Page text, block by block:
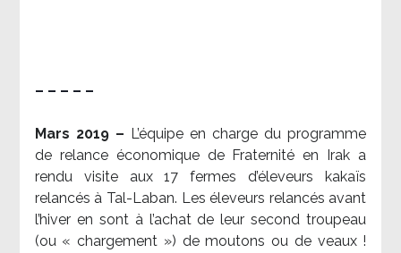
– – – – –
Mars 2019 – L’équipe en charge du programme
de relance économique de Fraternité en Irak a
rendu visite aux 17 fermes d’éleveurs kakaïs
relancés à Tal-Laban. Les éleveurs relancés avant
l’hiver en sont à l’achat de leur second troupeau
(ou « chargement ») de moutons ou de veaux !